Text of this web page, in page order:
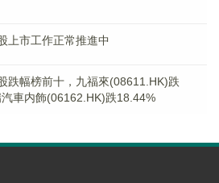
上市工作正常推進中
跌幅榜前十，九福來(08611.HK)跌
車内飾(06162.HK)跌18.44%